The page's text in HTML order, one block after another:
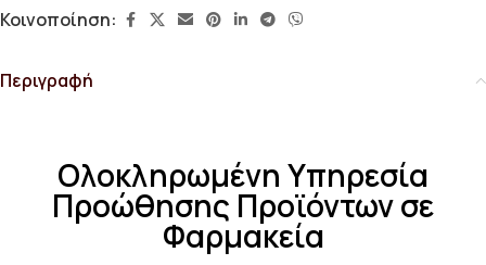
Κοινοποίηση:
Περιγραφή
Ολοκληρωμένη Υπηρεσία
Προώθησης Προϊόντων σε
Φαρμακεία